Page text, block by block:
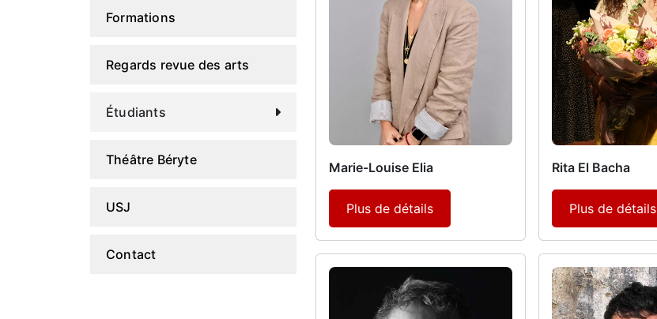
Formations
Regards revue des arts
Étudiants
Théâtre Béryte
USJ
Contact
Marie-Louise Elia
Plus de détails
Rita El Bacha
Plus de détails